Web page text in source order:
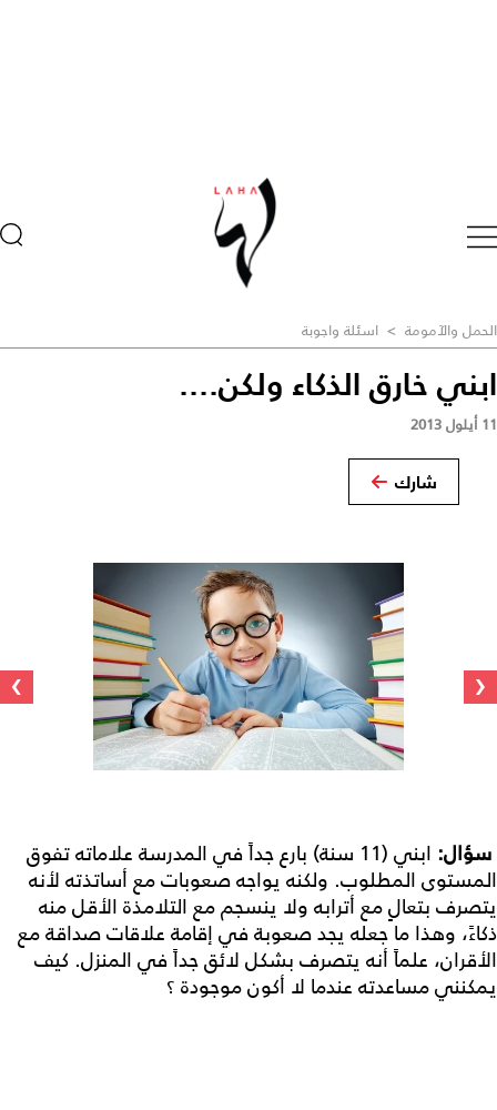
الحمل والآمومة > اسئلة واجوبة
ابني خارق الذكاء ولكن....
11 أيلول 2013
شارك
‹
›
سؤال:
ابني (11 سنة) بارع جداً في المدرسة علاماته تفوق
المستوى المطلوب. ولكنه يواجه صعوبات مع أساتذته لأنه
يتصرف بتعالٍ مع أترابه ولا ينسجم مع التلامذة الأقل منه
ذكاءً، وهذا ما جعله يجد صعوبة في إقامة علاقات صداقة مع
الأقران، علماً أنه يتصرف بشكل لائق جداً في المنزل. كيف
يمكنني مساعدته عندما لا أكون موجودة ؟